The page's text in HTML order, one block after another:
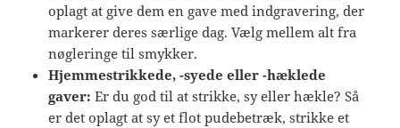
oplagt at give dem en gave med indgravering, der
markerer deres særlige dag. Vælg mellem alt fra
nøgleringe til smykker.
Hjemmestrikkede, -syede eller -hæklede
gaver: Er du god til at strikke, sy eller hækle? Så
er det oplagt at sy et flot pudebetræk, strikke et